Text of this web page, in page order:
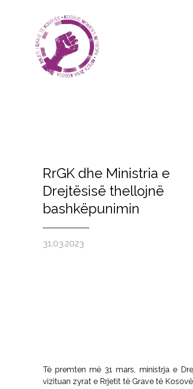
RrGK dhe Ministria e
Drejtësisë thellojnë
bashkëpunimin
31.03.2023
Të premten më 31 mars, ministrja e
vizituan zyrat e Rrjetit të Grave të